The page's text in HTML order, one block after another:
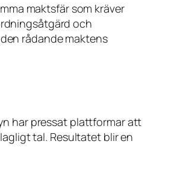
maktsfär som kräver
och
rådande maktens
har pressat plattformar att
tal. Resultatet blir en